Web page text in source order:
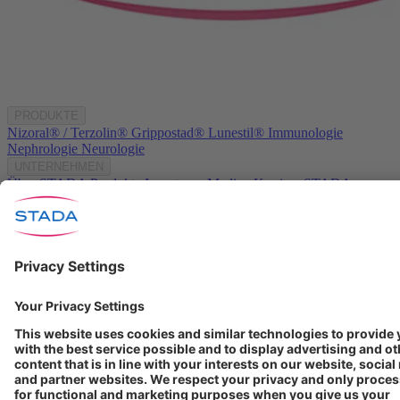
Nizoral® / Terzolin® Grippostad® Lunestil® Immunologie
Nephrologie Neurologie
Über STADA Produkte Investoren Medien Karriere STADA
weltweit
KONTAKT
Kontakt info@stada.de
Folgen Sie uns
Datenschutzerklärung
Impressum
Cookie Einstellungen